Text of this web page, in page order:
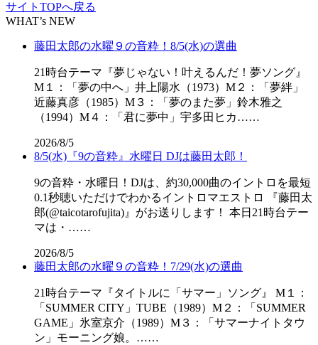
サイトTOPへ戻る
WHAT’s NEW
藤田太郎の水曜９の音粋！8/5(水)の選曲
21時台テーマ『夢じゃない！叶えるんだ！夢ソング』
M１：「夢の中へ」井上陽水（1973）M２：「夢絆」
近藤真彦（1985）M３：「夢のまた夢」鈴木雅之
（1994）M４：「君に夢中」宇多田ヒカ……
2026/8/5
8/5(水)『9の音粋』水曜日 DJは藤田太郎！
9の音粋・水曜日！DJは、約30,000曲のイントロを最短
0.1秒聴いただけでわかるイントロマエストロ 『藤田太
郎(@taicotarofujita)』がお送りします！ 本日21時台テー
マは・……
2026/8/5
藤田太郎の水曜９の音粋！7/29(水)の選曲
21時台テーマ『タイトルに「サマー」ソング』 M１：
「SUMMER CITY」TUBE（1989）M２：「SUMMER
GAME」氷室京介（1989）M３：「サマーナイトタウ
ン」モーニング娘。……